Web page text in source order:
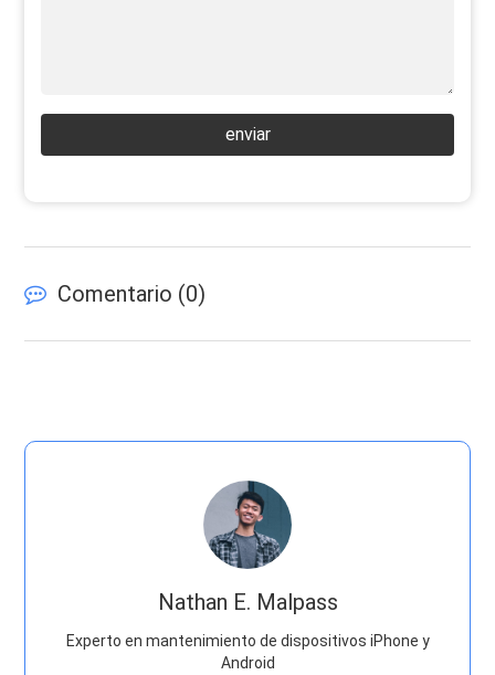
enviar
Comentario (0)
Nathan E. Malpass
Experto en mantenimiento de dispositivos iPhone y
Android